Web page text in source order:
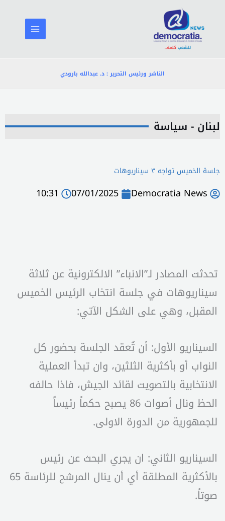
المحتوى
الناشر ورئيس التحرير : د. عبدالله بارودي
لبنان - سياسة
جلسة الخميس تواجه ٣ سيناريوهات
Democratia News
07/01/2025
10:31
تحدثت المصادر لـ”الانباء” الالكترونية عن ثلاثة
سيناريوهات في جلسة انتخاب الرئيس الخميس
المقبل، وهي على الشكل الآتي:
السيناريو الأول: أن تُعقد الجلسة بحضور كل
النواب أو بأكثرية الثلثين، وان تبدأ العملية
الانتخابية بالتصويت لقائد الجيش، فاذا حالفه
الحظ ونال أصوات 86 يصبح حكماً رئيساً
للجمهورية من الدورة الاولى.
السيناريو الثاني: ان يجري البحث عن رئيس
بالأكثرية المطلقة أي أن ينال المرشح للرئاسة 65
صوتاً.